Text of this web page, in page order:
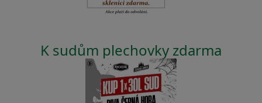
K sudům plechovky zdarma